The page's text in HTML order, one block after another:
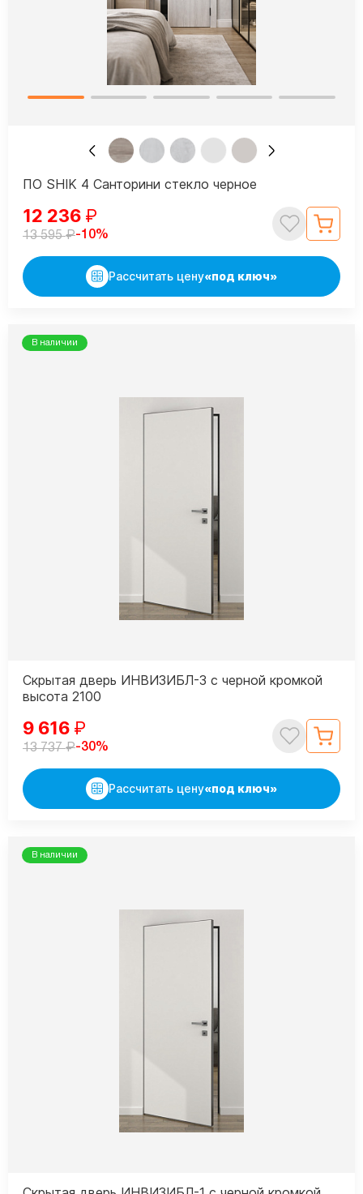
ПО SHIK 4 Санторини стекло черное
12 236 ₽
13 595₽-10%
Рассчитать цену«под ключ»
В наличии
Скрытая дверь ИНВИЗИБЛ-3 с черной кромкой
высота 2100
9 616 ₽
13 737₽-30%
Рассчитать цену«под ключ»
В наличии